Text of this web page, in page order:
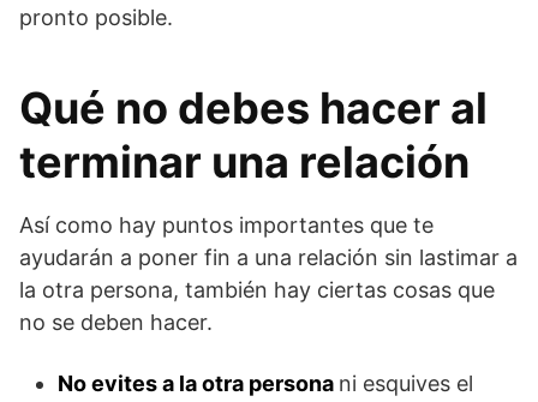
pronto posible.
Qué no debes hacer al
terminar una relación
Así como hay puntos importantes que te
ayudarán a poner fin a una relación sin lastimar a
la otra persona, también hay ciertas cosas que
no se deben hacer.
No evites a la otra persona ni esquives el